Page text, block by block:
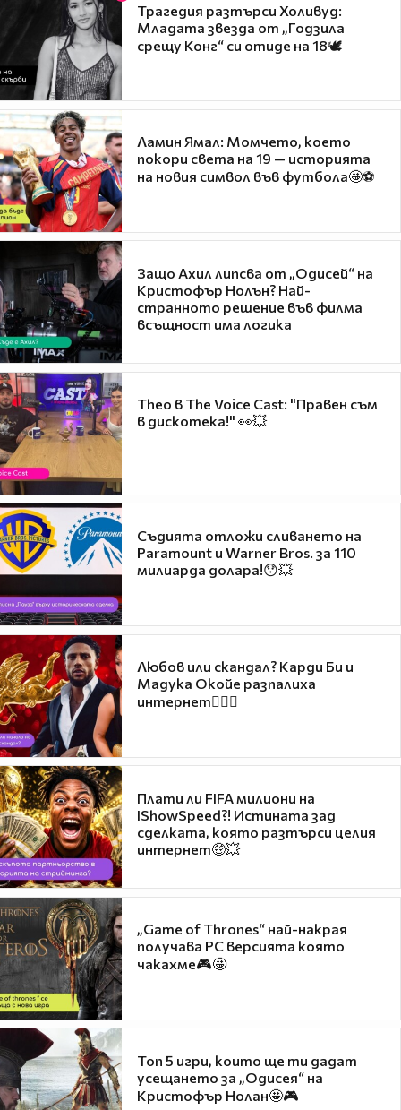
Трагедия разтърси Холивуд:
Младата звезда от „Годзила
срещу Конг“ си отиде на 18🕊️
Ламин Ямал: Момчето, което
покори света на 19 — историята
на новия символ във футбола🤩⚽
Защо Ахил липсва от „Одисей“ на
Кристофър Нолън? Най-
странното решение във филма
всъщност има логика
Theo в The Voice Cast: "Правен съм
в дискотека!" 👀💥
Съдията отложи сливането на
Paramount и Warner Bros. за 110
милиарда долара!😯💥
Любов или скандал? Карди Би и
Мадука Окойе разпалиха
интернет❤️‍🔥🔥
Плати ли FIFA милиони на
IShowSpeed?! Истината зад
сделката, която разтърси целия
интернет🤑💥
„Game of Thrones“ най-накрая
получава PC версията която
чакахме🎮🤩
Топ 5 игри, които ще ти дадат
усещането за „Одисея“ на
Кристофър Нолан🤩🎮